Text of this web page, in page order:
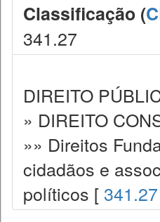
Classificação (
341.27
DIREITO
» DIREITO
»» Direitos
cidadãos e
políticos [ 341.27